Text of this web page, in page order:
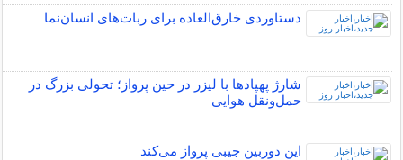
دستاوردی خارق‌العاده برای ربات‌های انسان‌نما
شارژ پهپادها با لیزر در حین پرواز؛ تحولی بزرگ در
حمل‌ونقل هوایی
این دوربین جیبی پرواز می‌کند